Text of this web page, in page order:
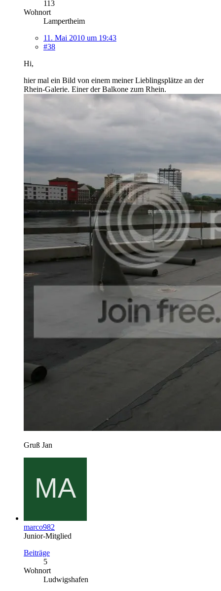
113
Wohnort
Lampertheim
11. Mai 2010 um 19:43
#38
Hi,
hier mal ein Bild von einem meiner Lieblingsplätze an der
Rhein-Galerie. Einer der Balkone zum Rhein.
Gruß Jan
marco982
Junior-Mitglied
Beiträge
5
Wohnort
Ludwigshafen